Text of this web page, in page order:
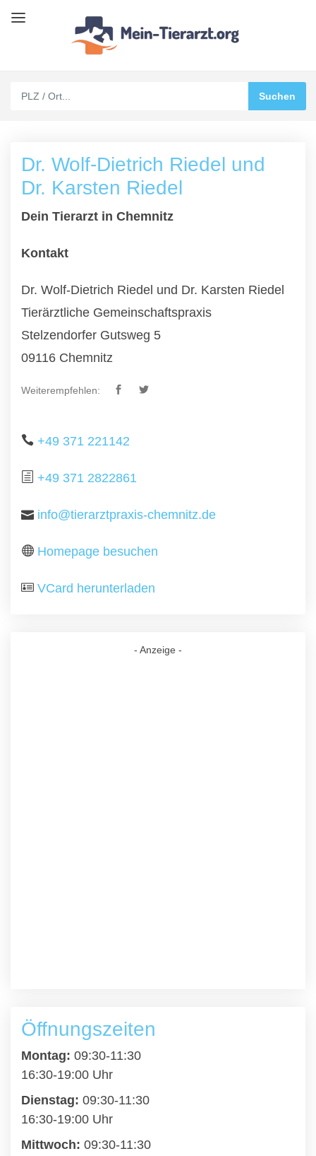
Dr. Wolf-Dietrich Riedel und
Dr. Karsten Riedel
Dein Tierarzt in Chemnitz
Kontakt
Dr. Wolf-Dietrich Riedel und Dr. Karsten Riedel
Tierärztliche Gemeinschaftspraxis
Stelzendorfer Gutsweg 5
09116 Chemnitz
Weiterempfehlen:
+49 371 221142
+49 371 2822861
info@tierarztpraxis-chemnitz.de
Homepage besuchen
VCard herunterladen
- Anzeige -
Öffnungszeiten
Montag: 09:30-11:30
16:30-19:00 Uhr
Dienstag: 09:30-11:30
16:30-19:00 Uhr
Mittwoch: 09:30-11:30